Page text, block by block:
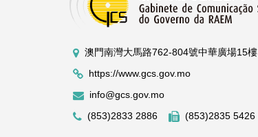
澳門南灣大馬路762-804號中華廣場15樓
https://www.gcs.gov.mo
info@gcs.gov.mo
(853)2833 2886
(853)2835 5426